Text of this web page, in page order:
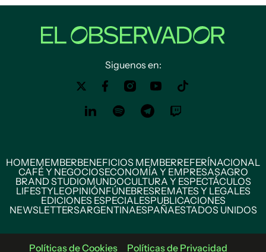
Siguenos en:
HOMEMEMBERBENEFICIOS MEMBERREFERÍNACIONAL
CAFÉ Y NEGOCIOSECONOMÍA Y EMPRESASAGRO
BRAND STUDIOMUNDOCULTURA Y ESPECTÁCULOS
LIFESTYLEOPINIÓNFÚNEBRESREMATES Y LEGALES
EDICIONES ESPECIALESPUBLICACIONES
NEWSLETTERSARGENTINAESPAÑAESTADOS UNIDOS
Políticas de Cookies Políticas de Privacidad